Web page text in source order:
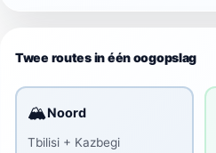
Twee routes in één oogopslag
🏔️Noord
Tbilisi + Kazbegi